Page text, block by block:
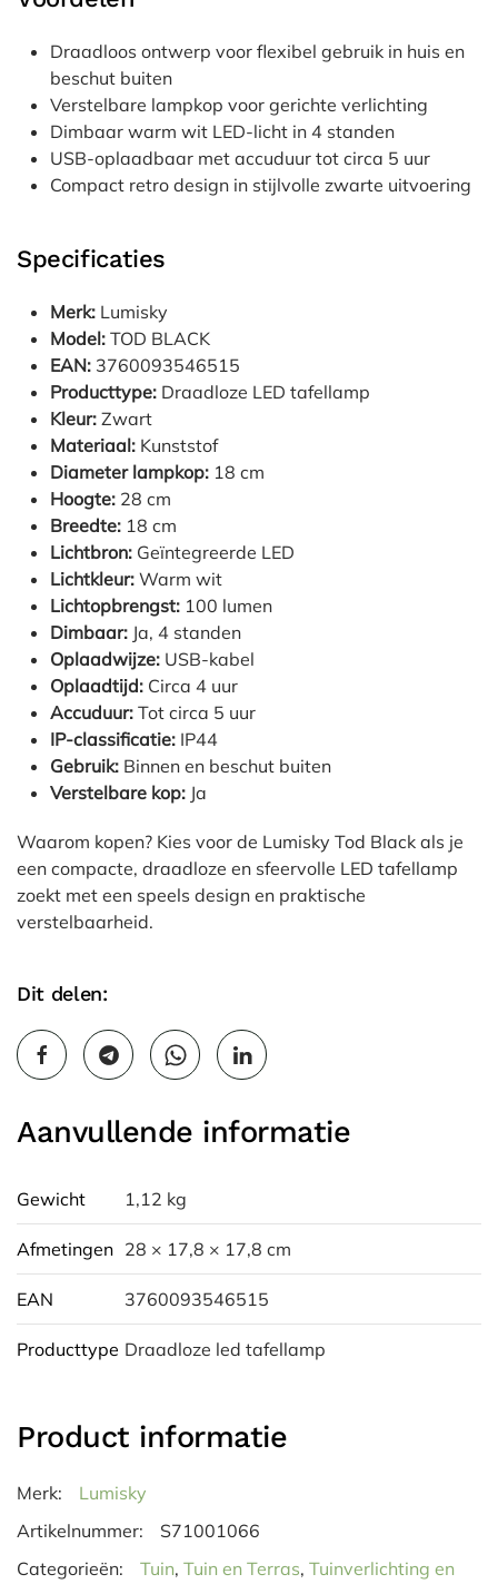
Draadloos ontwerp voor flexibel gebruik in huis en
beschut buiten
Verstelbare lampkop voor gerichte verlichting
Dimbaar warm wit LED-licht in 4 standen
USB-oplaadbaar met accuduur tot circa 5 uur
Compact retro design in stijlvolle zwarte uitvoering
Specificaties
Merk: Lumisky
Model: TOD BLACK
EAN: 3760093546515
Producttype: Draadloze LED tafellamp
Kleur: Zwart
Materiaal: Kunststof
Diameter lampkop: 18 cm
Hoogte: 28 cm
Breedte: 18 cm
Lichtbron: Geïntegreerde LED
Lichtkleur: Warm wit
Lichtopbrengst: 100 lumen
Dimbaar: Ja, 4 standen
Oplaadwijze: USB-kabel
Oplaadtijd: Circa 4 uur
Accuduur: Tot circa 5 uur
IP-classificatie: IP44
Gebruik: Binnen en beschut buiten
Verstelbare kop: Ja
Waarom kopen? Kies voor de Lumisky Tod Black als je
een compacte, draadloze en sfeervolle LED tafellamp
zoekt met een speels design en praktische
verstelbaarheid.
Dit delen:
Aanvullende informatie
Gewicht 1,12 kg
Afmetingen 28 × 17,8 × 17,8 cm
EAN 3760093546515
Producttype Draadloze led tafellamp
Product informatie
Merk:
Lumisky
Artikelnummer:
S71001066
Categorieën:
Tuin, Tuin en Terras, Tuinverlichting en